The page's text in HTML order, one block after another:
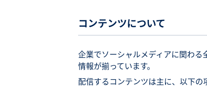
コンテンツについて
企業でソーシャルメディアに関わ
情報が揃っています。
配信するコンテンツは主に、以下の